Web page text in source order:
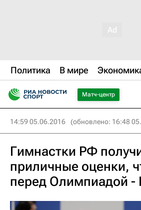
Политика В мире
Матч-центр
14:59 05.06.2016 (обновлено: 16:48
Гимнастки РФ
приличные оценки,
перед Олимпиадой -